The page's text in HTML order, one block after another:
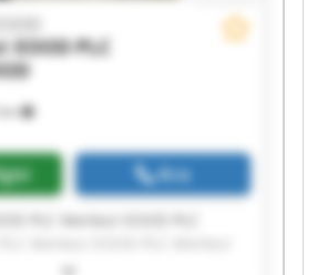
km
EOODPLC
Ara
EOOD PLC Merkezi EOOD PLC